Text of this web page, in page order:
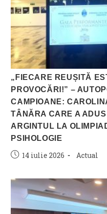
„FIECARE REUȘITĂ
PROVOCĂRI!” –
CAMPIOANE:
TÂNĂRA CARE A ADUS
ARGINTUL LA
PSIHOLOGIE
Post14 iulie 2026
Post
Actual